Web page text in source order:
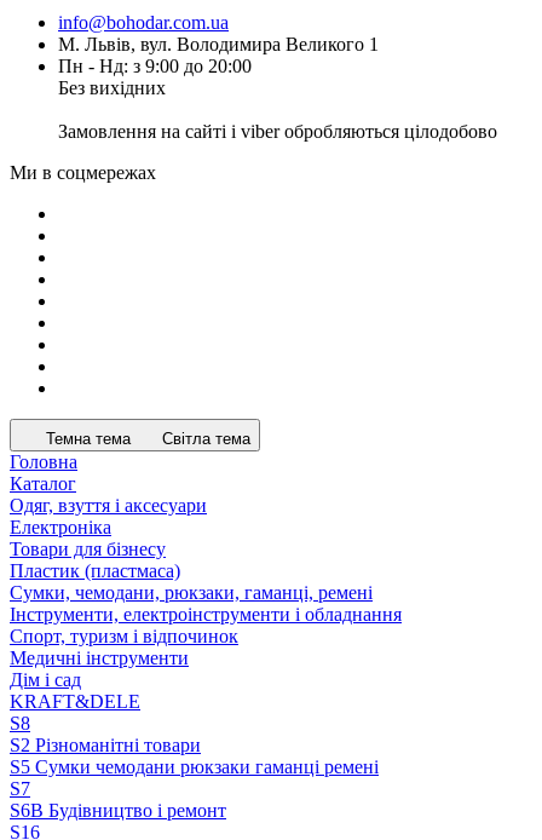
info@bohodar.com.ua
М. Львів, вул. Володимира Великого 1
Пн - Нд: з 9:00 до 20:00
Без вихідних
Замовлення на сайті і viber обробляються цілодобово
Ми в соцмережах
Темна тема Світла тема
Головна
Каталог
Одяг, взуття і аксесуари
Електроніка
Товари для бізнесу
Пластик (пластмаса)
Сумки, чемодани, рюкзаки, гаманці, ремені
Інструменти, електроінструменти і обладнання
Спорт, туризм і відпочинок
Медичні інструменти
Дім і сад
KRAFT&DELE
S8
S2 Різноманітні товари
S5 Сумки чемодани рюкзаки гаманці ремені
S7
S6B Будівництво і ремонт
S16